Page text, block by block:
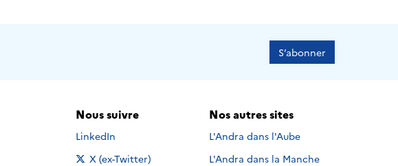
S’abonner
Nous suivre
Nous suivre sur
LinkedIn
Nous suivre sur
X (ex-Twitter)
Nos autres sites
L'Andra dans l'Aube
L'Andra dans la Manche